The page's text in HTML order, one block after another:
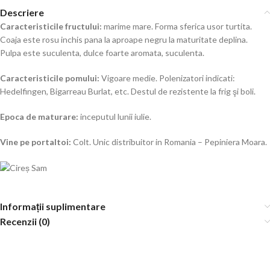
Descriere
Caracteristicile fructului: marime mare. Forma sferica usor turtita.
Coaja este rosu inchis pana la aproape negru la maturitate deplina.
Pulpa este suculenta, dulce foarte aromata, suculenta.
Caracteristicile pomului: Vigoare medie. Polenizatori indicati:
Hedelfingen, Bigarreau Burlat, etc. Destul de rezistente la frig şi boli.
Epoca de maturare: inceputul lunii iulie.
Vine pe portaltoi: Colt. Unic distribuitor in Romania – Pepiniera Moara.
Informații suplimentare
Recenzii (0)